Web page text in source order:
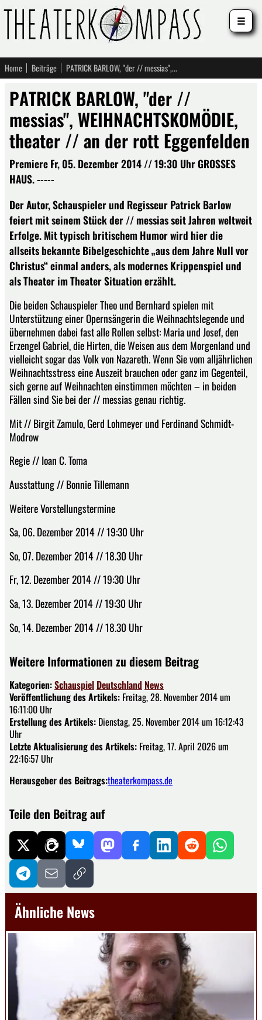
Home Beiträge PATRICK BARLOW, "der // messias", WEIHNACHTSKOMÖDIE, theater // an der rott Eggenfelden
PATRICK BARLOW, "der //
messias", WEIHNACHTSKOMÖDIE,
theater // an der rott Eggenfelden
Premiere Fr, 05. Dezember 2014 // 19:30 Uhr GROSSES
HAUS. -----
Der Autor, Schauspieler und Regisseur Patrick Barlow
feiert mit seinem Stück der // messias seit Jahren weltweit
Erfolge. Mit typisch britischem Humor wird hier die
allseits bekannte Bibelgeschichte „aus dem Jahre Null vor
Christus“ einmal anders, als modernes Krippenspiel und
als Theater im Theater Situation erzählt.
Die beiden Schauspieler Theo und Bernhard spielen mit
Unterstützung einer Opernsängerin die Weihnachtslegende und
übernehmen dabei fast alle Rollen selbst: Maria und Josef, den
Erzengel Gabriel, die Hirten, die Weisen aus dem Morgenland und
vielleicht sogar das Volk von Nazareth. Wenn Sie vom alljährlichen
Weihnachtsstress eine Auszeit brauchen oder ganz im Gegenteil,
sich gerne auf Weihnachten einstimmen möchten – in beiden
Fällen sind Sie bei der // messias genau richtig.
Mit // Birgit Zamulo, Gerd Lohmeyer und Ferdinand Schmidt-
Modrow
Regie // Ioan C. Toma
Ausstattung // Bonnie Tillemann
Weitere Vorstellungstermine
Sa, 06. Dezember 2014 // 19:30 Uhr
So, 07. Dezember 2014 // 18.30 Uhr
Fr, 12. Dezember 2014 // 19:30 Uhr
Sa, 13. Dezember 2014 // 19:30 Uhr
So, 14. Dezember 2014 // 18.30 Uhr
Weitere Informationen zu diesem Beitrag
Kategorien:Schauspiel Deutschland News
Veröffentlichung des Artikels: Freitag, 28. November 2014 um
16:11:00 Uhr
Erstellung des Artikels: Dienstag, 25. November 2014 um 16:12:43
Uhr
Letzte Aktualisierung des Artikels: Freitag, 17. April 2026 um
22:16:57 Uhr
Herausgeber des Beitrags:theaterkompass.de
Teile den Beitrag auf
Ähnliche News
☰